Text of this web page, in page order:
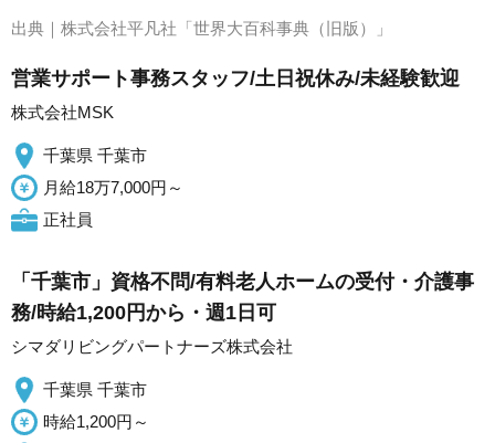
出典｜ 株式会社平凡社「世界大百科事典（旧版）」
営業サポート事務スタッフ/土日祝休み/未経験歓迎
株式会社MSK
千葉県 千葉市
月給18万7,000円～
正社員
「千葉市」資格不問/有料老人ホームの受付・介護事
務/時給1,200円から・週1日可
シマダリビングパートナーズ株式会社
千葉県 千葉市
時給1,200円～